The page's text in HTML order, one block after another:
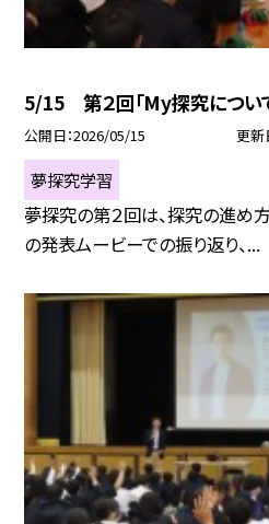
5/15 第２回「My探究につい
公開日 2026/05/15 更新
夢探究学習
夢探究の第２回は、探究の進め
の発表ムービーでの振り返り、...